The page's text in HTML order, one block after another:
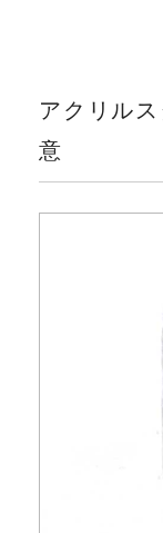
アクリル
意